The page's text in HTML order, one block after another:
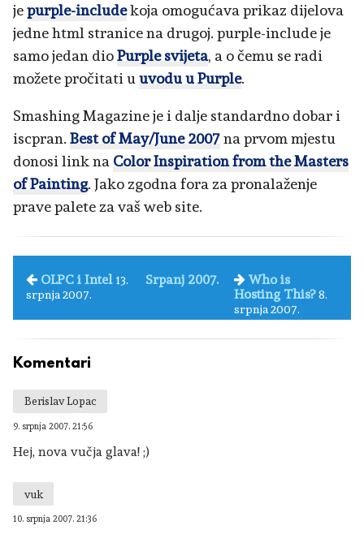
jepurple-includekoja omogućava prikaz dijelova
jedne html stranice na drugoj. purple-include je
samo jedan dioPurple svijeta, a o čemu se radi
možete pročitati u uvodu u Purple.
Smashing Magazine je i dalje standardno dobar i
iscpran. Best of May/June 2007na prvom mjestu
donosi link na Color Inspiration from the Masters
of Painting. Jako zgodna fora za pronalaženje
prave palete za vaš web site.
OLPC i Intel 13.
srpnja 2007.
Srpanj 2007.
Who is
Hosting This? 8.
srpnja 2007.
Komentari
Berislav Lopac
9. srpnja 2007. 21:56
Hej, nova vučja glava! ;)
vuk
10. srpnja 2007. 21:36